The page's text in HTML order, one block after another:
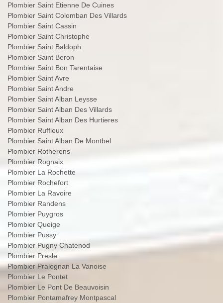
Plombier Saint Etienne De Cuines
Plombier Saint Colomban Des Villards
Plombier Saint Cassin
Plombier Saint Christophe
Plombier Saint Baldoph
Plombier Saint Beron
Plombier Saint Bon Tarentaise
Plombier Saint Avre
Plombier Saint Andre
Plombier Saint Alban Leysse
Plombier Saint Alban Des Villards
Plombier Saint Alban Des Hurtieres
Plombier Ruffieux
Plombier Saint Alban De Montbel
Plombier Rotherens
Plombier Rognaix
Plombier La Rochette
Plombier Rochefort
Plombier La Ravoire
Plombier Randens
Plombier Puygros
Plombier Queige
Plombier Pussy
Plombier Pugny Chatenod
Plombier Presle
Plombier Pralognan La Vanoise
Plombier Le Pontet
Plombier Le Pont De Beauvoisin
Plombier Pontamafrey Montpascal